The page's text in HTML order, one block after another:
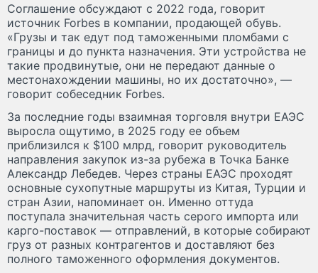
Соглашение обсуждают с 2022 года, говорит
источник Forbes в компании, продающей обувь.
«Грузы и так едут под таможенными пломбами с
границы и до пункта назначения. Эти устройства не
такие продвинутые, они не передают данные о
местонахождении машины, но их достаточно», —
говорит собеседник Forbes.
За последние годы взаимная торговля внутри ЕАЭС
выросла ощутимо, в 2025 году ее объем
приблизился к $100 млрд, говорит руководитель
направления закупок из-за рубежа в Точка Банке
Александр Лебедев. Через страны ЕАЭС проходят
основные сухопутные маршруты из Китая, Турции и
стран Азии, напоминает он. Именно оттуда
поступала значительная часть серого импорта или
карго-поставок — отправлений, в которые собирают
груз от разных контрагентов и доставляют без
полного таможенного оформления документов.